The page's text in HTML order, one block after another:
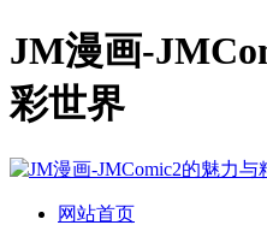
JM漫画-
彩世界
网站首页